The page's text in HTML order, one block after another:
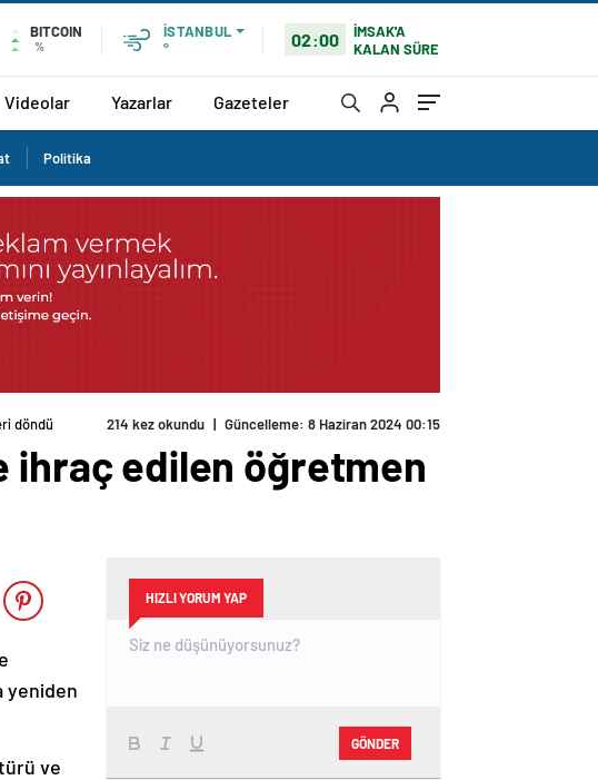
BITCOIN
%
İSTANBUL
°
02:00
İMSAK'A
KALAN SÜRE
Videolar Yazarlar Gazeteler
Politika
döndü 214 kez okundu | Güncelleme: 8 Haziran 2024 00:15
ihraç edilen öğretmen
yeniden
ve
HIZLI YORUM YAP
GÖNDER